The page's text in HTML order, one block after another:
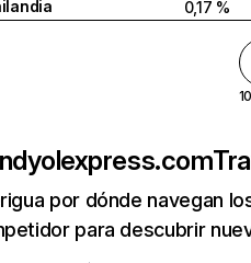
0,17 %
por dónde navegan
para descubrir